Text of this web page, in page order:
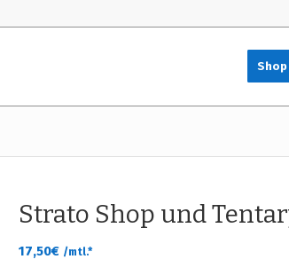
Shop
Strato Shop und
17,50€ /mtl.*